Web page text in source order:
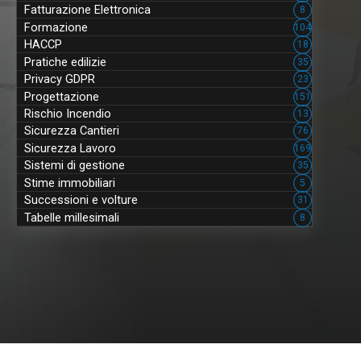
Fatturazione Elettronica 8
Formazione 104
HACCP 18
Pratiche edilizie 35
Privacy GDPR 23
Progettazione 151
Rischio Incendio 13
Sicurezza Cantieri 76
Sicurezza Lavoro 169
Sistemi di gestione 35
Stime immobiliari 5
Successioni e volture 31
Tabelle millesimali 8